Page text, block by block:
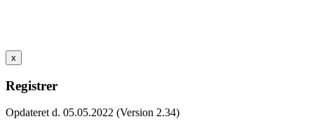
x
Registrer
Opdateret d. 05.05.2022 (Version 2.34)